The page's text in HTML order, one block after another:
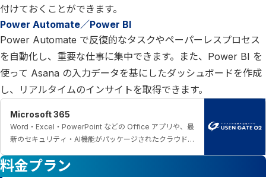
付けておくことができます。
Power Automate／Power BI
Power Automate で反復的なタスクやペーパーレスプロセス
を自動化し、重要な仕事に集中できます。また、Power BI を
使って Asana の入力データを基にしたダッシュボードを作成
し、リアルタイムのインサイトを取得できます。
Microsoft 365
Word・Excel・PowerPoint などの Office アプリや、最
新のセキュリティ・AI機能がパッケージされたクラウド
料金プラン